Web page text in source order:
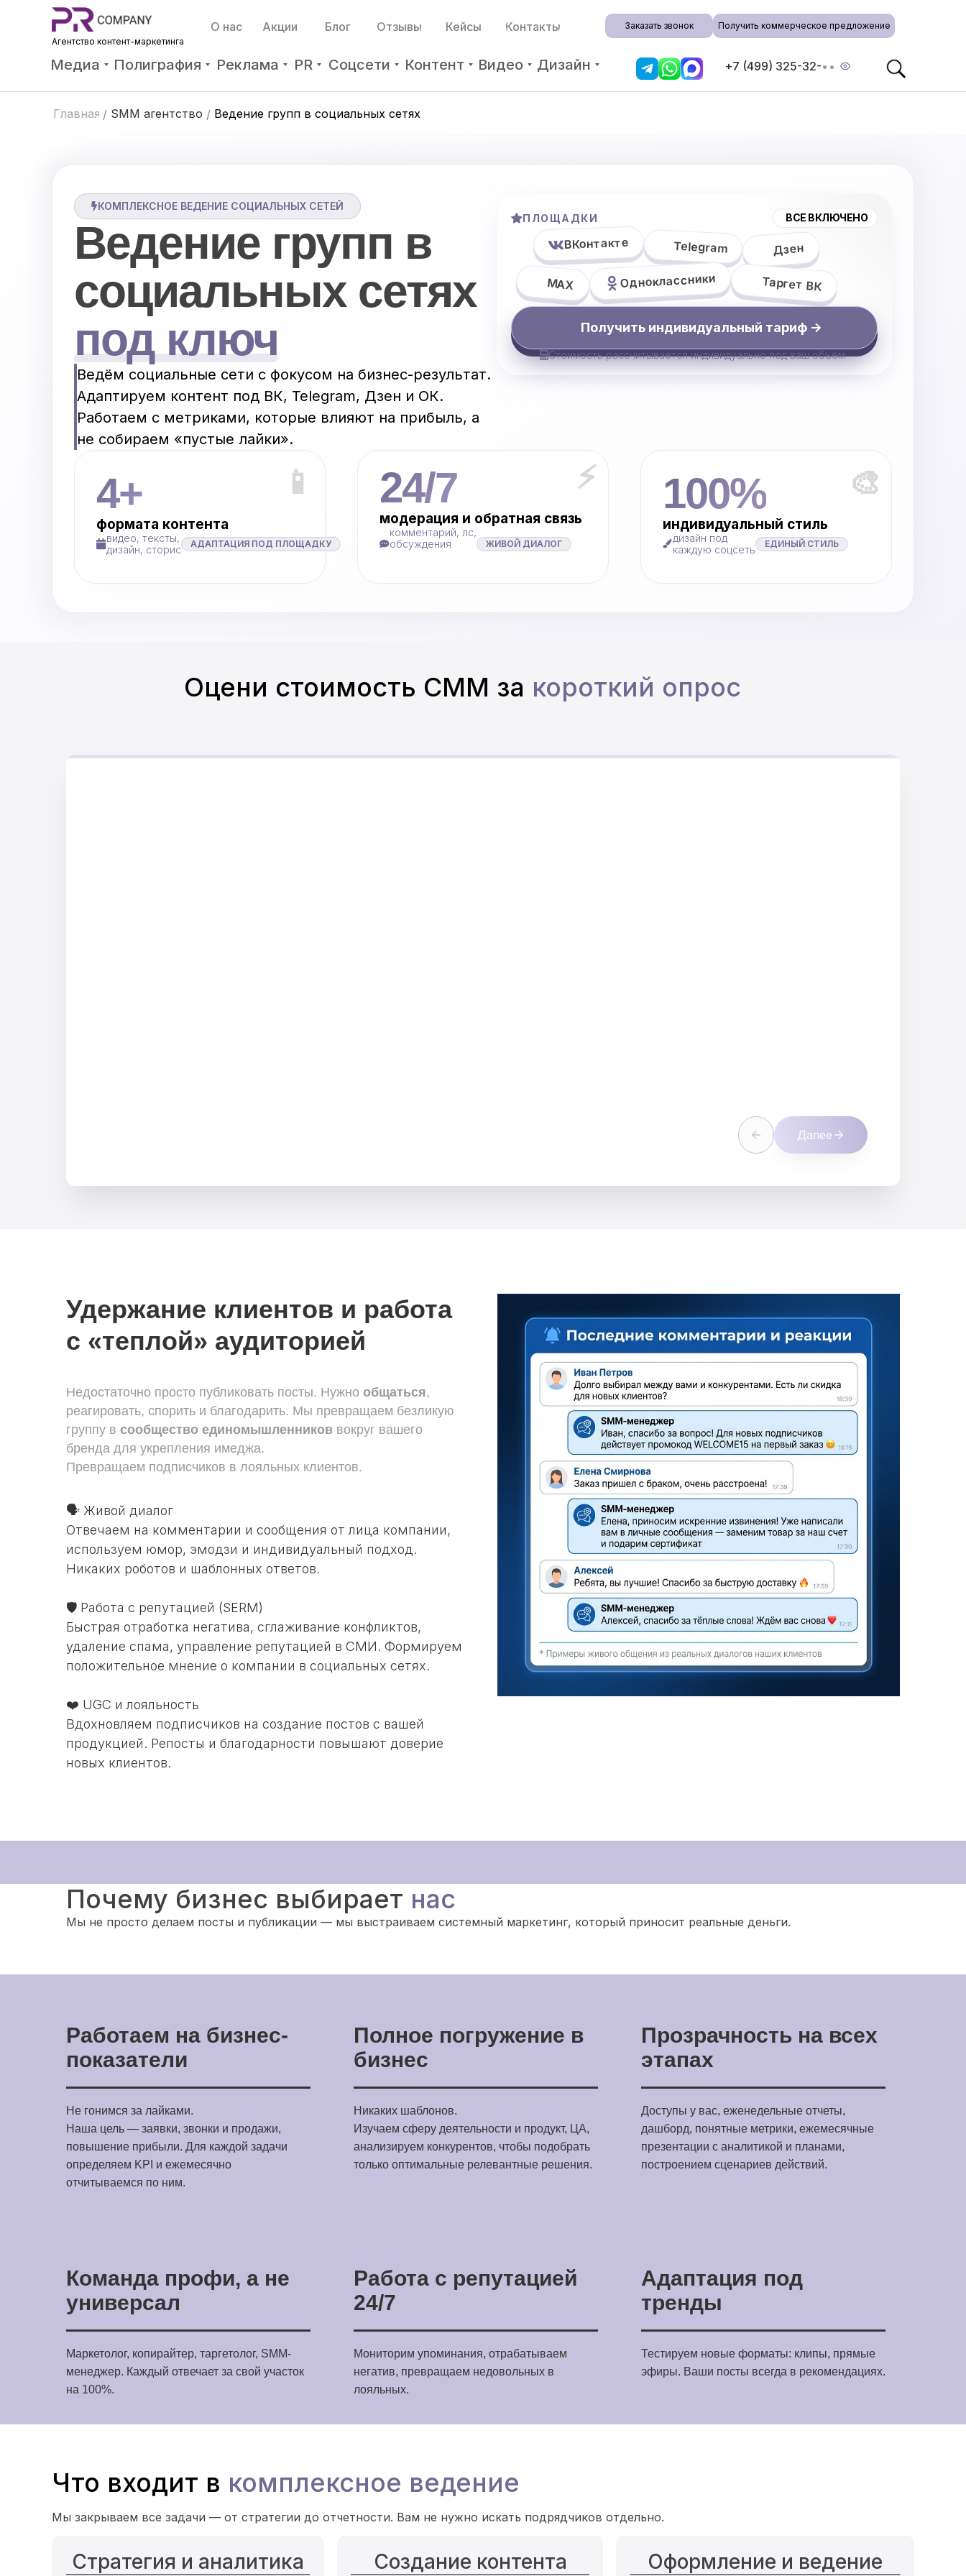
+7 (499) 325-32-••
Заказать звонок Получить коммерческое предложение
О нас Контакты
Блог Отзывы Кейсы
Агентство контент-маркетинга
Акции
Медиа Полиграфия Реклама PR Соцсети Контент Видео Дизайн
Главная / SMM агентство / Ведение групп в социальных сетях
КОМПЛЕКСНОЕ ВЕДЕНИЕ СОЦИАЛЬНЫХ СЕТЕЙ
Ведение групп в
социальных сетях
под ключ
Ведём социальные сети с фокусом на бизнес-результат.
Адаптируем контент под ВК, Telegram, Дзен и ОК.
Работаем с метриками, которые влияют на прибыль, а
не собираем «пустые лайки».
ПЛОЩАДКИ ВСЕ ВКЛЮЧЕНО
ВКонтакте Telegram Дзен
МAX Одноклассники Таргет ВК
Получить индивидуальный тариф ->
Стоимость рассчитывается индивидуально под ваш объем
4+ 📱
формата контента
видео, тексты,
дизайн, сторис
АДАПТАЦИЯ ПОД ПЛОЩАДКУ
24/7 ⚡
модерация и обратная связь
комментарий, лс,
обсуждения
ЖИВОЙ ДИАЛОГ
100% 🎨
индивидуальный стиль
дизайн под
каждую соцсеть
ЕДИНЫЙ СТИЛЬ
Оцени стоимость СММ за короткий опрос
Далее
Удержание клиентов и работа
с «теплой» аудиторией
Недостаточно просто публиковать посты. Нужно общаться,
реагировать, спорить и благодарить. Мы превращаем безликую
группу в сообщество единомышленников вокруг вашего
бренда для укрепления имеджа.
Превращаем подписчиков в лояльных клиентов.
🗣️ Живой диалог
Отвечаем на комментарии и сообщения от лица компании,
используем юмор, эмодзи и индивидуальный подход.
Никаких роботов и шаблонных ответов.
🛡️ Работа с репутацией (SERM)
Быстрая отработка негатива, сглаживание конфликтов,
удаление спама, управление репутацией в СМИ. Формируем
положительное мнение о компании в социальных сетях.
❤️ UGC и лояльность
Вдохновляем подписчиков на создание постов с вашей
продукцией. Репосты и благодарности повышают доверие
новых клиентов.
Почему бизнес выбирает нас
Мы не просто делаем посты и публикации — мы выстраиваем системный маркетинг, который приносит реальные деньги.
Работаем на бизнес-
показатели
Не гонимся за лайками.
Наша цель — заявки, звонки и продажи,
повышение прибыли. Для каждой задачи
определяем KPI и ежемесячно
отчитываемся по ним.
Полное погружение в
бизнес
Никаких шаблонов.
Изучаем сферу деятельности и продукт, ЦА,
анализируем конкурентов, чтобы подобрать
только оптимальные релевантные решения.
Прозрачность на всех
этапах
Доступы у вас, еженедельные отчеты,
дашборд, понятные метрики, ежемесячные
презентации с аналитикой и планами,
построением сценариев действий.
Команда профи, а не
универсал
Маркетолог, копирайтер, таргетолог, SMM-
менеджер. Каждый отвечает за свой участок
на 100%.
Работа с репутацией
24/7
Мониторим упоминания, отрабатываем
негатив, превращаем недовольных в
лояльных.
Адаптация под
тренды
Тестируем новые форматы: клипы, прямые
эфиры. Ваши посты всегда в рекомендациях.
Что входит в комплексное ведение
Мы закрываем все задачи — от стратегии до отчетности. Вам не нужно искать подрядчиков отдельно.
Стратегия и аналитика Создание контента Оформление и ведение